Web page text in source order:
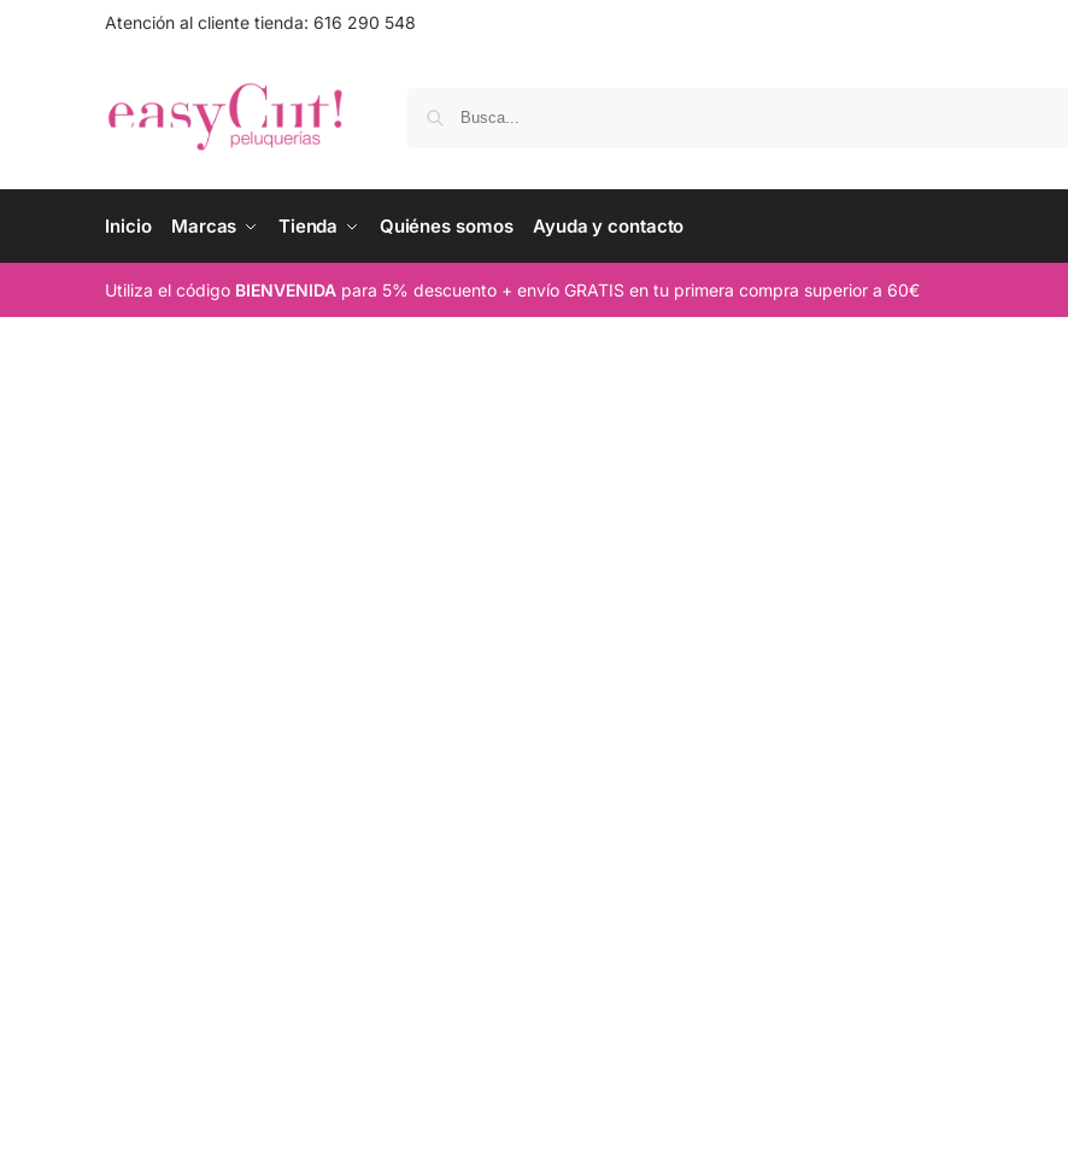
Atención al cliente tienda: 616 290 548
Inicio Marcas Tienda Quiénes somos Ayuda y contacto
Utiliza el código BIENVENIDA para 5% descuento + envío GRATIS en tu primera compra superior a 60€